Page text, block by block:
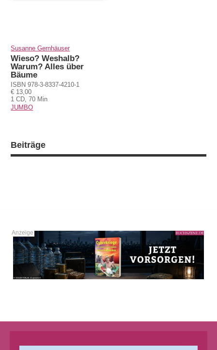
Susanne Gernhäuser
Wieso? Weshalb?
Warum? Alles über
Bäume
ISBN 978-3-8337-4210-1
€ 13,00
1 CD, 70 Min
JUMBO
Beiträge